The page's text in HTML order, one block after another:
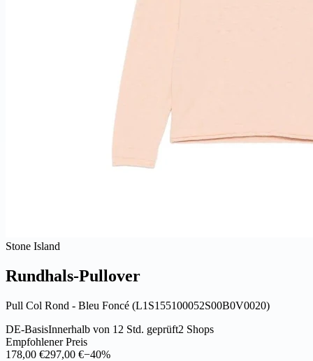
Stone Island
Rundhals-Pullover
Pull Col Rond - Bleu Foncé (L1S155100052S00B0V0020)
DE-BasisInnerhalb von 12 Std. geprüft2 Shops
Empfohlener Preis
178,00 €297,00 €−40%